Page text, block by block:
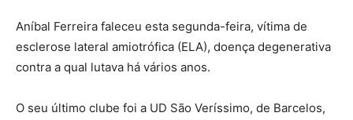
Aníbal Ferreira faleceu esta segunda-feira, vítima de
esclerose lateral amiotrófica (ELA), doença degenerativa
contra a qual lutava há vários anos.
O seu último clube foi a UD São Veríssimo, de Barcelos,